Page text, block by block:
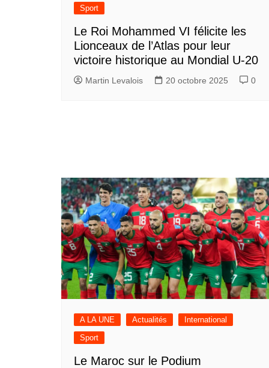
Sport
Le Roi Mohammed VI félicite les
Lionceaux de l’Atlas pour leur
victoire historique au Mondial U-20
Martin Levalois 20 octobre 2025 0
A LA UNE Actualités
International
Sport
Le Maroc sur le Podium